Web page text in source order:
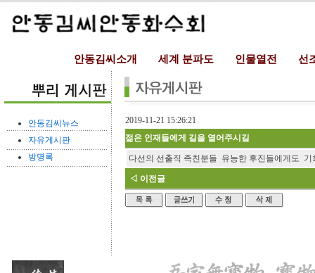
안동김씨소개 세계 분파도 인물열전 선
안동김씨뉴스
자유게시판
방명록
2019-11-21 15:26:21
젊은 인재들에게 길을 열어주시길
다선의 선출직 족친분들 유능한 후진들에게도 기
◁ 이전글